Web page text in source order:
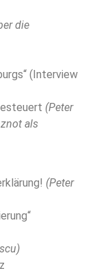
die
(Interview
(Peter
als
(Peter